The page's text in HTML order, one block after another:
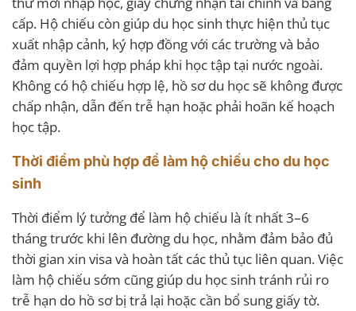
cấp. Hộ chiếu còn giúp du học sinh thực hiện thủ tục
xuất nhập cảnh, ký hợp đồng với các trường và bảo
đảm quyền lợi hợp pháp khi học tập tại nước ngoài.
Không có hộ chiếu hợp lệ, hồ sơ du học sẽ không được
chấp nhận, dẫn đến trễ hạn hoặc phải hoãn kế hoạch
học tập.
Thời điểm phù hợp để làm hộ chiếu cho du học
sinh
Thời điểm lý tưởng để làm hộ chiếu là ít nhất 3–6
tháng trước khi lên đường du học, nhằm đảm bảo đủ
thời gian xin visa và hoàn tất các thủ tục liên quan. Việc
làm hộ chiếu sớm cũng giúp du học sinh tránh rủi ro
trễ hạn do hồ sơ bị trả lại hoặc cần bổ sung giấy tờ.